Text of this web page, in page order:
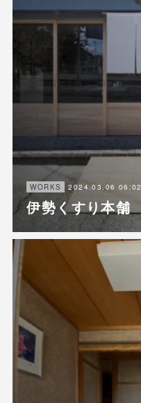
WORKS 2024.03.06 06:02
伊勢くすり本舗